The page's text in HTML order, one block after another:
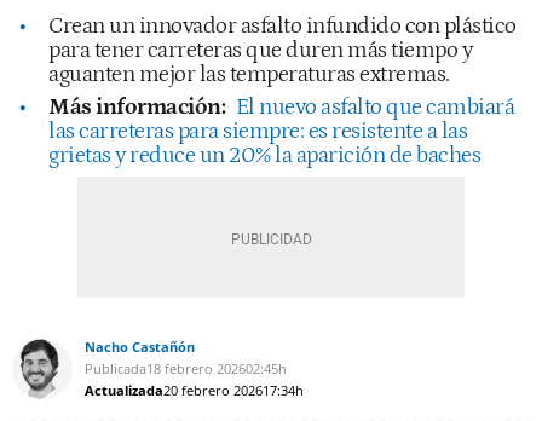
Crean un innovador asfalto infundido con plástico
para tener carreteras que duren más tiempo y
aguanten mejor las temperaturas extremas.
Más información: El nuevo asfalto que cambiará
las carreteras para siempre: es resistente a las
grietas y reduce un 20% la aparición de baches
Nacho Castañón
Publicada18 febrero 202602:45h
Actualizada20 febrero 202617:34h